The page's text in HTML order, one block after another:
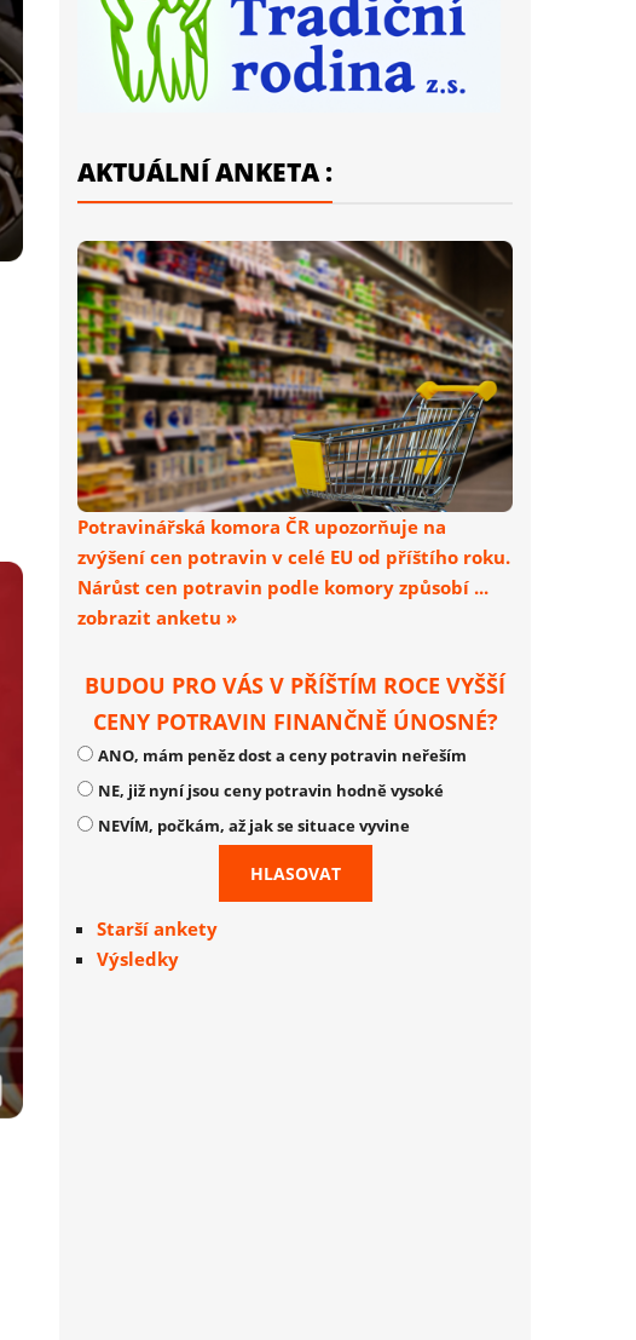
AKTUÁLNÍ ANKETA :
Potravinářská komora ČR upozorňuje na
zvýšení cen potravin v celé EU od příštího roku.
Nárůst cen potravin podle komory způsobí ...
zobrazit anketu »
BUDOU PRO VÁS V PŘÍŠTÍM ROCE VYŠŠÍ
CENY POTRAVIN FINANČNĚ ÚNOSNÉ?
ANO, mám peněz dost a ceny potravin neřeším
NE, již nyní jsou ceny potravin hodně vysoké
NEVÍM, počkám, až jak se situace vyvine
Starší ankety
Výsledky